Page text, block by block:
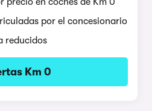
por el concesionario
reducidos
Km 0